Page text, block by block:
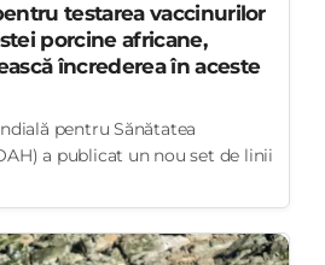
testarea vaccinurilor
porcine africane,
încrederea în aceste
pentru Sănătatea
a publicat un nou set de linii